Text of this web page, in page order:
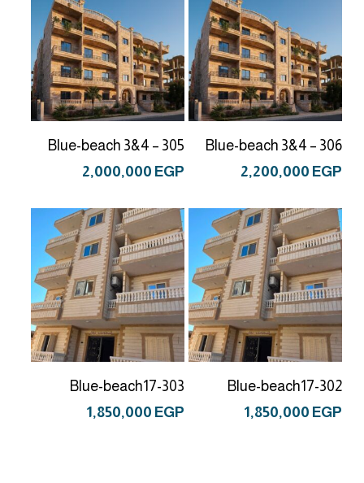
إضافة إلى السلة
Blue-beach 3&4 – 306
2,200,000 EGP
إضافة إلى السلة
Blue-beach 3&4 – 305
2,000,000 EGP
إضافة إلى السلة
Blue-beach17-302
1,850,000 EGP
إضافة إلى السلة
Blue-beach17-303
1,850,000 EGP